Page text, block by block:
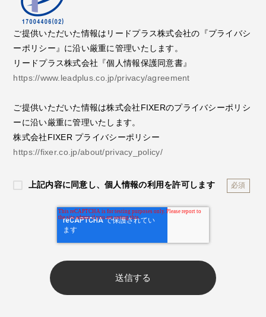
ご提供いただいた情報はリードプラス株式会社の『プライバシ
ーポリシー』に沿い厳重に管理いたします。
リードプラス株式会社『個人情報保護同意書』
https://www.leadplus.co.jp/privacy/agreement
ご提供いただいた情報は株式会社FIXERのプライバシーポリシ
ーに沿い厳重に管理いたします。
株式会社FIXER プライバシーポリシー
https://fixer.co.jp/about/privacy_policy/
上記内容に同意し、個人情報の利用を許可します